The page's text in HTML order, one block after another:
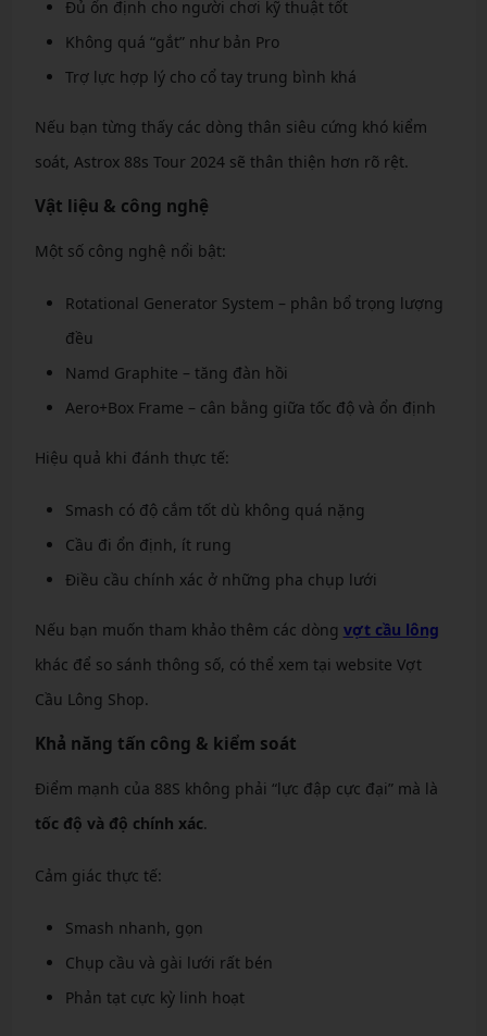
Đủ ổn định cho người chơi kỹ thuật tốt
Không quá “gắt” như bản Pro
Trợ lực hợp lý cho cổ tay trung bình khá
Nếu bạn từng thấy các dòng thân siêu cứng khó kiểm
soát, Astrox 88s Tour 2024 sẽ thân thiện hơn rõ rệt.
Vật liệu & công nghệ
Một số công nghệ nổi bật:
Rotational Generator System – phân bổ trọng lượng
đều
Namd Graphite – tăng đàn hồi
Aero+Box Frame – cân bằng giữa tốc độ và ổn định
Hiệu quả khi đánh thực tế:
Smash có độ cắm tốt dù không quá nặng
Cầu đi ổn định, ít rung
Điều cầu chính xác ở những pha chụp lưới
Nếu bạn muốn tham khảo thêm các dòng vợt cầu lông
khác để so sánh thông số, có thể xem tại website Vợt
Cầu Lông Shop.
Khả năng tấn công & kiểm soát
Điểm mạnh của 88S không phải “lực đập cực đại” mà là
tốc độ và độ chính xác.
Cảm giác thực tế:
Smash nhanh, gọn
Chụp cầu và gài lưới rất bén
Phản tạt cực kỳ linh hoạt